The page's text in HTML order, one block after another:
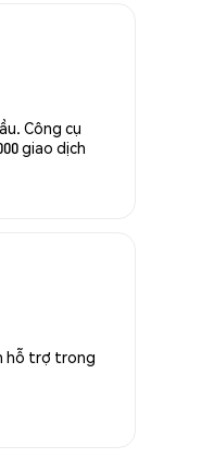
Công cụ
giao dịch
hỗ trợ trong